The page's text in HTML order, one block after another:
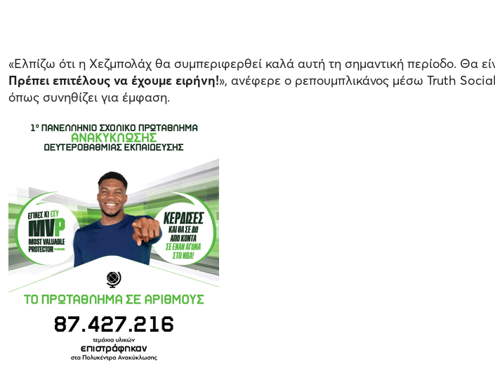
«Ελπίζω ότι η Χεζμπολάχ θα συμπεριφερθεί καλά αυτή τη σημαντική περίοδο. Θα
Πρέπει επιτέλους να έχουμε ειρήνη!», ανέφερε ο ρεπουμπλικάνος μέσω Truth
όπως συνηθίζει για έμφαση.